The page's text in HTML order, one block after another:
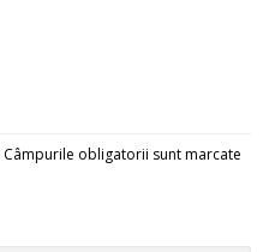
Câmpurile obligatorii sunt marcate